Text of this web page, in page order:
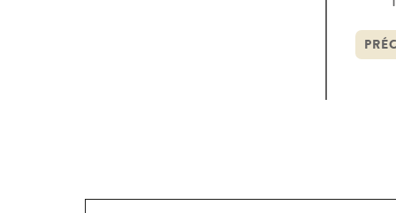
le